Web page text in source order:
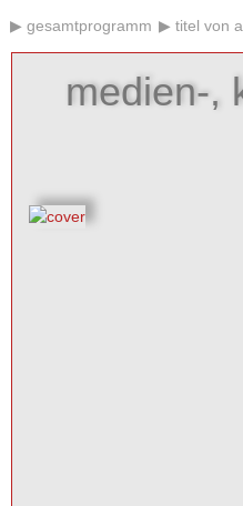
gesamtprogramm titel von
medien-,